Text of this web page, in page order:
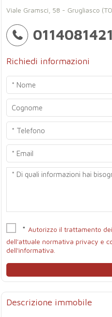
Viale Gramsci, 58 - Grugliasco
0114081421
Richiedi informazioni
*Autorizzo il trattamento
dell'attuale normativa privacy e
dell'informativa.
Descrizione immobile